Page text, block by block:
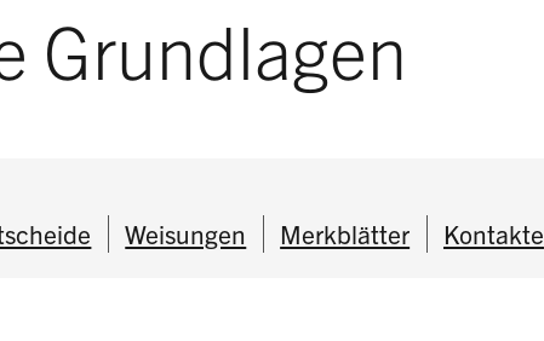
Weisungen Merkblätter Kontakte
Grundlagen